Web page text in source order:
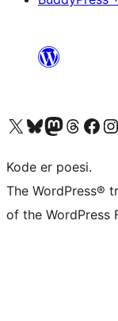
Besøk vår konto på X Visit our Bluesky account
Besøk vår Mastodon-konto
Visit our Threads
Besøk vår Facebook-side
Kode er poesi.
The WordPress®
of the WordPress